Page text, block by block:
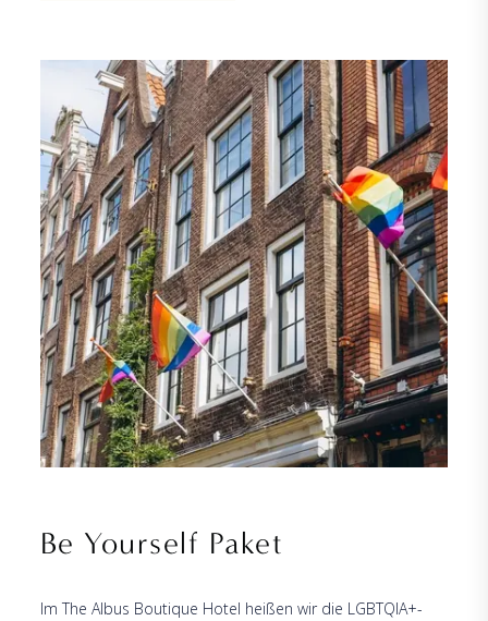
Be Yourself Paket
Im The Albus Boutique Hotel heißen wir die LGBTQIA+-